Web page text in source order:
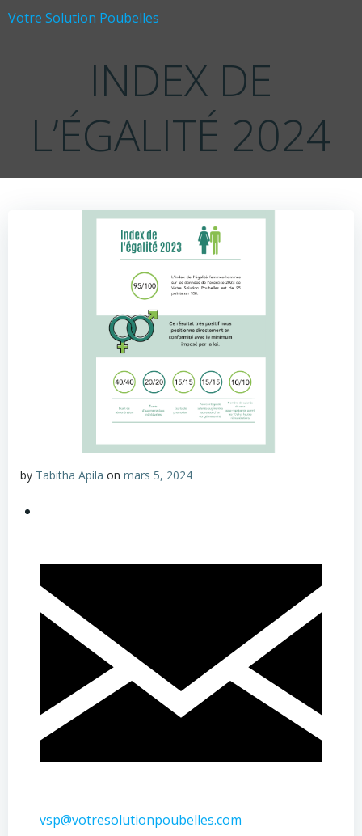
Votre Solution Poubelles
INDEX DE
L’ÉGALITÉ 2024
by Tabitha Apila on mars 5, 2024
vsp@votresolutionpoubelles.com